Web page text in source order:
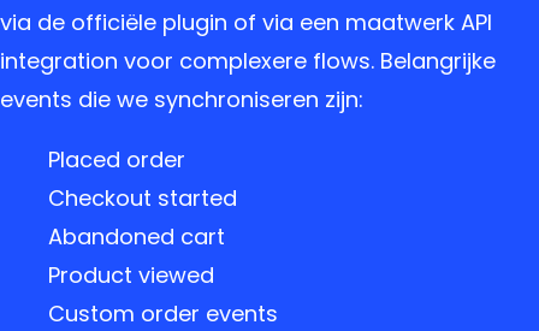
via de officiële plugin of via een maatwerk API
integration voor complexere flows. Belangrijke
events die we synchroniseren zijn:
Placed order
Checkout started
Abandoned cart
Product viewed
Custom order events